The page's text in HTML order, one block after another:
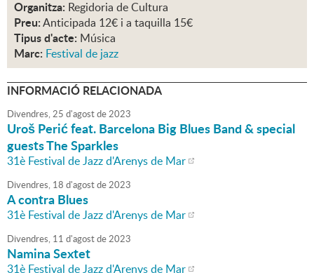
Organitza: Regidoria de Cultura
Preu:Anticipada 12€ i a taquilla 15€
Tipus d'acte: Música
Marc: Festival de jazz
INFORMACIÓ RELACIONADA
Divendres,25 d'agostde2023
Uroš Perić feat. Barcelona Big Blues Band & special
guests The Sparkles
31è Festival de Jazz d'Arenys de Mar
Divendres, 18 d'agostde2023
A contra Blues
31è Festival de Jazz d'Arenys de Mar
Divendres, 11 d'agostde2023
Namina Sextet
31è Festival de Jazz d'Arenys de Mar